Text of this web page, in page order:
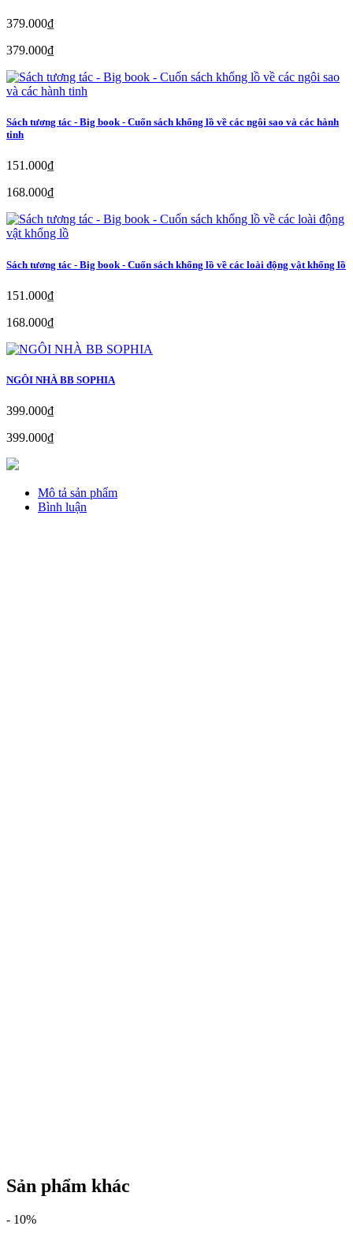
379.000₫
379.000₫
Sách tương tác - Big book - Cuốn sách khổng lồ về các ngôi sao và các hành
tinh
151.000₫
168.000₫
Sách tương tác - Big book - Cuốn sách khổng lồ về các loài động vật khổng lồ
151.000₫
168.000₫
NGÔI NHÀ BB SOPHIA
399.000₫
399.000₫
Mô tả sản phẩm
Bình luận
Sản phẩm khác
- 10%